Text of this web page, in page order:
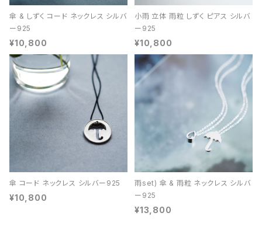
傘 & しずく コード ネックレス シルバ
ー925
¥10,800
小雨 立体 雨粒 しずく ピアス シルバ
ー925
¥10,800
傘 コード ネックレス シルバー925
¥10,800
雨set) 傘 & 雨粒 ネックレス シルバ
ー925
¥13,800